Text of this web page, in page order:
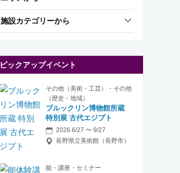
施設カテゴリーから
ピックアップイベント
その他（美術・工芸）・その他
（歴史・地域）
ブルックリン博物館所蔵
特別展 古代エジプト
2026.6/27 〜 9/27
長野県立美術館（長野市）
能・講座・セミナー